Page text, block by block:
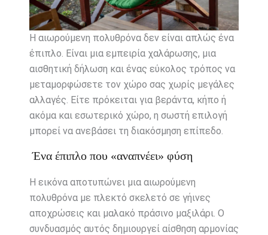
Η αιωρούμενη πολυθρόνα δεν είναι απλώς ένα
έπιπλο. Είναι μια εμπειρία χαλάρωσης, μια
αισθητική δήλωση και ένας εύκολος τρόπος να
μεταμορφώσετε τον χώρο σας χωρίς μεγάλες
αλλαγές. Είτε πρόκειται για βεράντα, κήπο ή
ακόμα και εσωτερικό χώρο, η σωστή επιλογή
μπορεί να ανεβάσει τη διακόσμηση επίπεδο.
Ένα έπιπλο που «αναπνέει» φύση
Η εικόνα αποτυπώνει μια αιωρούμενη
πολυθρόνα με πλεκτό σκελετό σε γήινες
αποχρώσεις και μαλακό πράσινο μαξιλάρι. Ο
συνδυασμός αυτός δημιουργεί αίσθηση αρμονίας